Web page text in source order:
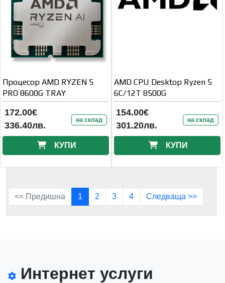
Процесор AMD RYZEN 5
PRO 8600G TRAY
172.00€
336.40лв.
на склад
КУПИ
AMD CPU Desktop Ryzen 5
6C/12T 8500G
154.00€
301.20лв.
на склад
КУПИ
<< Предишна 1 2 3 4 Следваща >>
Интернет услуги